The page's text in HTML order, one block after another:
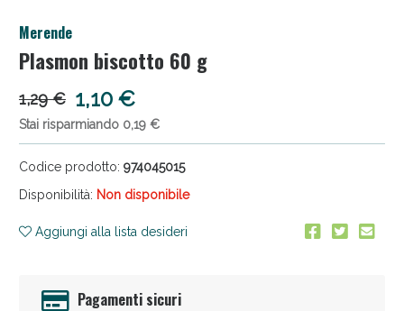
Merende
Plasmon biscotto 60 g
1,29 € 1,10 €
Stai risparmiando 0,19 €
Codice prodotto: 974045015
Disponibilità: Non disponibile
Aggiungi alla lista desideri
Pagamenti sicuri
Anticellulite e Fanghi: Sconto fino al 40% valido